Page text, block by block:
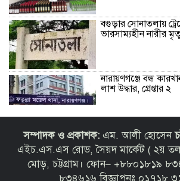
বগুড়ার সোনাতলায়
ভারসাম্যহীন নারীর
নারায়ণগঞ্জে বন্ধ
লাশ উদ্ধার, গ্রেপ্তার ২
সালমান খান ও তার
টাকার প্রতারণার
সম্পাদক ও প্রকাশক: এম. আলী হোসেন
এইচ.এস.এস রোড, সৈয়দ মার্কেট ( ২য়
মোড়, চট্টগ্রাম। ফোন– +৮৮০১৮১৯